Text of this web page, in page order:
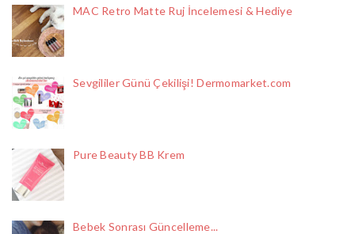
MAC Retro Matte Ruj İncelemesi & Hediye
Sevgililer Günü Çekilişi! Dermomarket.com
Pure Beauty BB Krem
Bebek Sonrası Güncelleme...